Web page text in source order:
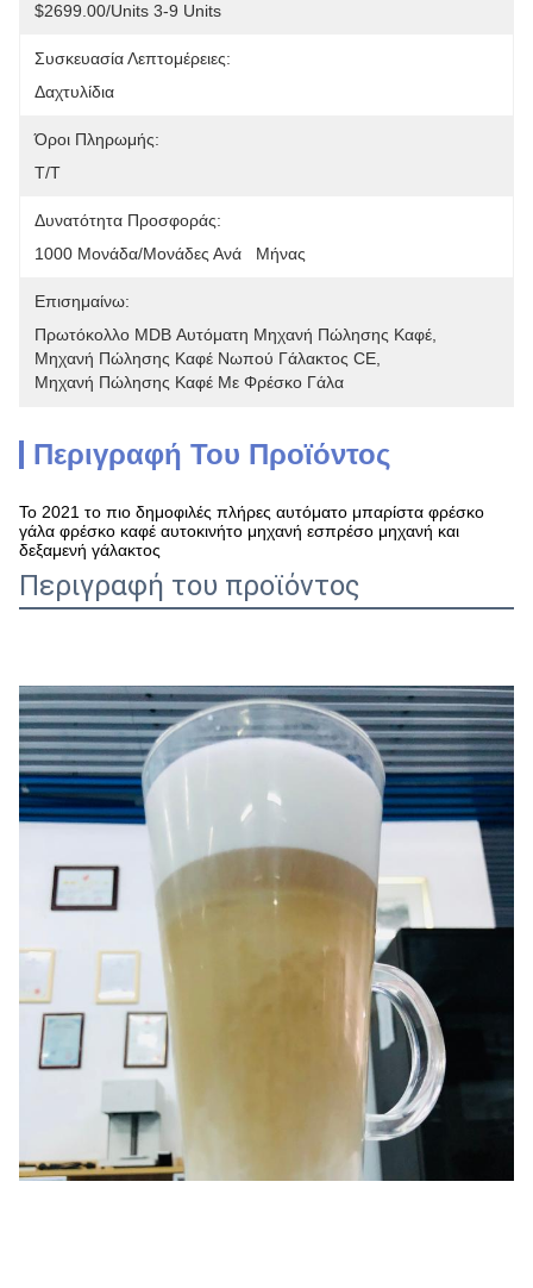
$2699.00/units 3-9 Units
Συσκευασία Λεπτομέρειες:
Δαχτυλίδια
Όροι Πληρωμής:
T/t
Δυνατότητα Προσφοράς:
1000 Μονάδα/μονάδες Ανά   Μήνας
Επισημαίνω:
Πρωτόκολλο MDB Αυτόματη Μηχανή Πώλησης Καφέ
Μηχανή Πώλησης Καφέ Νωπού Γάλακτος CE
Μηχανή Πώλησης Καφέ Με Φρέσκο Γάλα
Περιγραφή Του Προϊόντος
Το 2021 το πιο δημοφιλές πλήρες αυτόματο μπαρίστα φρέσκο
γάλα φρέσκο καφέ αυτοκινήτο μηχανή εσπρέσο μηχανή και
δεξαμενή γάλακτος
Περιγραφή του προϊόντος